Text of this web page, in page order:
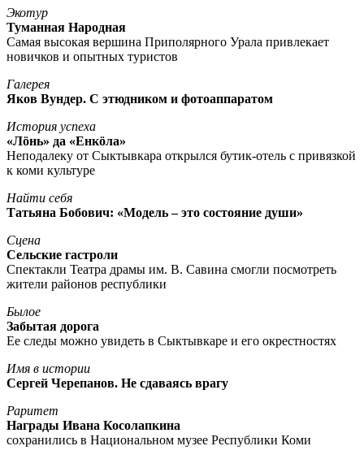
Экотур
Туманная Народная
Самая высокая вершина Приполярного Урала привлекает
новичков и опытных туристов
Галерея
Яков Вундер. С этюдником и фотоаппаратом
История успеха
«Лöнь» да «Енкöла»
Неподалеку от Сыктывкара открылся бутик-отель с привязкой
к коми культуре
Найти себя
Татьяна Бобович: «Модель – это состояние души»
Сцена
Сельские гастроли
Спектакли Театра драмы им. В. Савина смогли посмотреть
жители районов республики
Былое
Забытая дорога
Ее следы можно увидеть в Сыктывкаре и его окрестностях
Имя в истории
Сергей Черепанов. Не сдаваясь врагу
Раритет
Награды Ивана Косолапкина
сохранились в Национальном музее Республики Коми